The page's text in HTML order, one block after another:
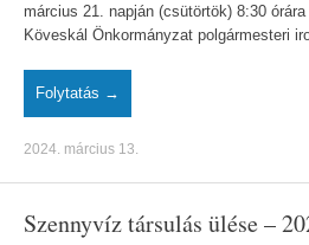
március 21. napján (csütörtök) 8:30
Köveskál Önkormányzat polgármesteri
Folytatás →
2024. március 13.
Szennyvíz társulás ülése –